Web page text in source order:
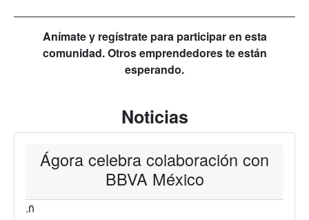
Anímate y regístrate para participar en esta
comunidad. Otros emprendedores te están
esperando.
Noticias
Ágora celebra colaboración con
BBVA México
.ñ